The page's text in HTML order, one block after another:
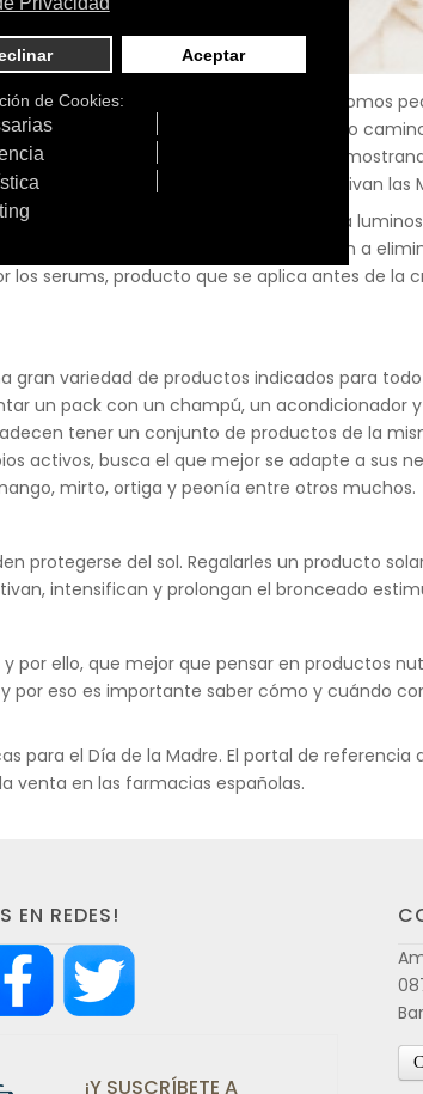
que nos ha visto crecer. Que cuando somos
que siempre nos acompañan en el largo
sirve para rendirles un homenaje,
Sigue leyendo nuestro post y…¡Qué vivan las
externos hacen que su rostro pierda
regalo será unas ampollas que ayuden a
serums, producto que se aplica antes de la
variedad de productos indicados para
un pack con un champú, un acondicionador
tener un conjunto de productos de la
activos, busca el que mejor se adapte a sus
mirto, ortiga y peonía entre otros muchos.
protegerse del sol. Regalarles un producto
intensifican y prolongan el bronceado
ello, que mejor que pensar en productos
por eso es importante saber cómo y cuándo
para el Día de la Madre. El portal de
venta en las farmacias españolas.
EN REDES!
¡Y SUSCRÍBETE A